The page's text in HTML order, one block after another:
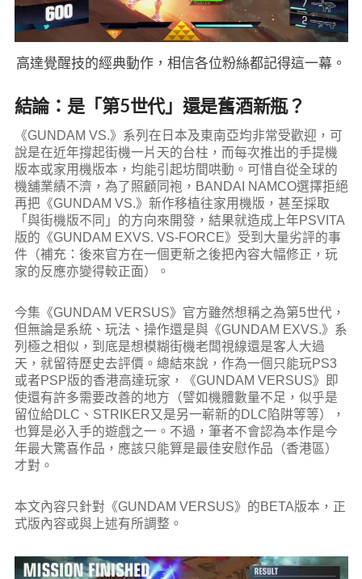
高達覺醒技的經典動作，相信各位粉絲都記得這一幕。
結論：是「第5世代」還是舊酒新瓶？
《GUNDAM VS.》系列在日本及東南亞均非常受歡迎，可
說是在近年撐起街機一片天的台柱，而每次推出的手提機
版本或家用機版本，均能引起坊間哄動。可惜自從全球的
機舖業績不濟，為了照顧同袍，BANDAI NAMCO選擇拒絕
再把《GUNDAM VS.》新作移植往家用機版，甚至採取
「與街機版不同」的方向來開發，結果就造成上年PSVITA
版的《GUNDAM EXVS. VS-FORCE》受到大量劣評的事
件（補充：後來官方在一個更新之後把內容大幅修正，玩
家的反應亦變得較正面）。
今集《GUNDAM VERSUS》官方雖然想稱之為第5世代，
但無論是系統、玩法、操作還是與《GUNDAM EXVS.》系
列極之相似，到底是想模糊街機老闆視線還是客人大過
天，就留待歷史去評價。總結來說，作為一個只能玩PS3
或者PSP版的香港高達玩家，《GUNDAM VERSUS》即
使還有許多需要改善的地方（譬如機體數量不足，似乎是
留位給DLC、STRIKER又是另一嶄新的DLC陷阱等等），
也算是必入手的遊戲之一。不過，筆者不會認為本作是今
年最大驚喜作品，應該只能算是最佳安慰作品（香港區）
才對。
本文內容只針對《GUNDAM VERSUS》的BETA版本，正
式版內容或與上述有所調整。